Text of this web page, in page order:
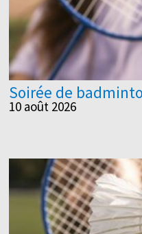
Soirée de
10 août 2026